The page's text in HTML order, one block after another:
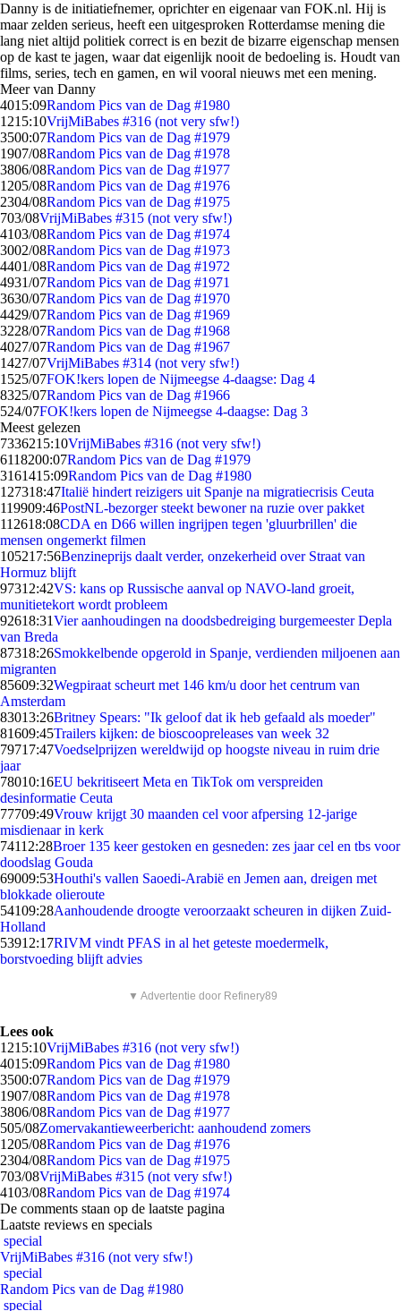
Danny is de initiatiefnemer, oprichter en eigenaar van FOK.nl. Hij is
maar zelden serieus, heeft een uitgesproken Rotterdamse mening die
lang niet altijd politiek correct is en bezit de bizarre eigenschap mensen
op de kast te jagen, waar dat eigenlijk nooit de bedoeling is. Houdt van
films, series, tech en gamen, en wil vooral nieuws met een mening.
Meer van Danny
4015:09Random Pics van de Dag #1980
1215:10VrijMiBabes #316 (not very sfw!)
3500:07Random Pics van de Dag #1979
1907/08Random Pics van de Dag #1978
3806/08Random Pics van de Dag #1977
1205/08Random Pics van de Dag #1976
2304/08Random Pics van de Dag #1975
703/08VrijMiBabes #315 (not very sfw!)
4103/08Random Pics van de Dag #1974
3002/08Random Pics van de Dag #1973
4401/08Random Pics van de Dag #1972
4931/07Random Pics van de Dag #1971
3630/07Random Pics van de Dag #1970
4429/07Random Pics van de Dag #1969
3228/07Random Pics van de Dag #1968
4027/07Random Pics van de Dag #1967
1427/07VrijMiBabes #314 (not very sfw!)
1525/07FOK!kers lopen de Nijmeegse 4-daagse: Dag 4
8325/07Random Pics van de Dag #1966
524/07FOK!kers lopen de Nijmeegse 4-daagse: Dag 3
Meest gelezen
7336215:10VrijMiBabes #316 (not very sfw!)
6118200:07Random Pics van de Dag #1979
3161415:09Random Pics van de Dag #1980
127318:47Italië hindert reizigers uit Spanje na migratiecrisis Ceuta
119909:46PostNL-bezorger steekt bewoner na ruzie over pakket
112618:08CDA en D66 willen ingrijpen tegen 'gluurbrillen' die
mensen ongemerkt filmen
105217:56Benzineprijs daalt verder, onzekerheid over Straat van
Hormuz blijft
97312:42VS: kans op Russische aanval op NAVO-land groeit,
munitietekort wordt probleem
92618:31Vier aanhoudingen na doodsbedreiging burgemeester Depla
van Breda
87318:26Smokkelbende opgerold in Spanje, verdienden miljoenen aan
migranten
85609:32Wegpiraat scheurt met 146 km/u door het centrum van
Amsterdam
83013:26Britney Spears: "Ik geloof dat ik heb gefaald als moeder"
81609:45Trailers kijken: de bioscoopreleases van week 32
79717:47Voedselprijzen wereldwijd op hoogste niveau in ruim drie
jaar
78010:16EU bekritiseert Meta en TikTok om verspreiden
desinformatie Ceuta
77709:49Vrouw krijgt 30 maanden cel voor afpersing 12-jarige
misdienaar in kerk
74112:28Broer 135 keer gestoken en gesneden: zes jaar cel en tbs voor
doodslag Gouda
69009:53Houthi's vallen Saoedi-Arabië en Jemen aan, dreigen met
blokkade olieroute
54109:28Aanhoudende droogte veroorzaakt scheuren in dijken Zuid-
Holland
53912:17RIVM vindt PFAS in al het geteste moedermelk,
borstvoeding blijft advies
▼ Advertentie door Refinery89
Lees ook
1215:10VrijMiBabes #316 (not very sfw!)
4015:09Random Pics van de Dag #1980
3500:07Random Pics van de Dag #1979
1907/08Random Pics van de Dag #1978
3806/08Random Pics van de Dag #1977
505/08Zomervakantieweerbericht: aanhoudend zomers
1205/08Random Pics van de Dag #1976
2304/08Random Pics van de Dag #1975
703/08VrijMiBabes #315 (not very sfw!)
4103/08Random Pics van de Dag #1974
De comments staan op de laatste pagina
Laatste reviews en specials
special
VrijMiBabes #316 (not very sfw!)
special
Random Pics van de Dag #1980
special